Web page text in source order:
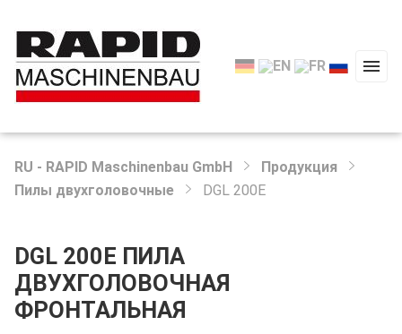
RU - RAPID Maschinenbau GmbH
Продукция
Пилы двухголовочные
DGL 200E
DGL 200E ПИЛА
ДВУХГОЛОВОЧНАЯ
ФРОНТАЛЬНАЯ